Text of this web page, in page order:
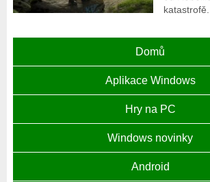
katastrofě.
Domů
Aplikace Windows
Hry na PC
Windows novinky
Android